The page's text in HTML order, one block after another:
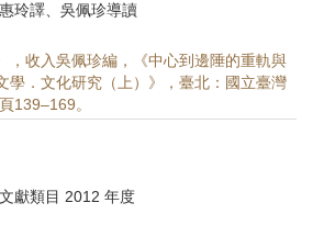
玲譯、吳佩珍導讀
，收入吳佩珍編，《中心到邊陲的重軌與
學．文化研究（上）》，臺北：國立臺灣
139–169。
獻類目 2012 年度